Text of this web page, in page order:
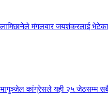
लामिछानेले मंगलबार जयशंकरलाई
कांग्रेसले यही २५ जेठसम्म